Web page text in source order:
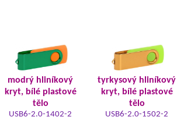
modrý hliníkový
kryt, bílé plastové
tělo
USB6-2.0-1402-2
tyrkysový hliníkový
kryt, bílé plastové
tělo
USB6-2.0-1502-2